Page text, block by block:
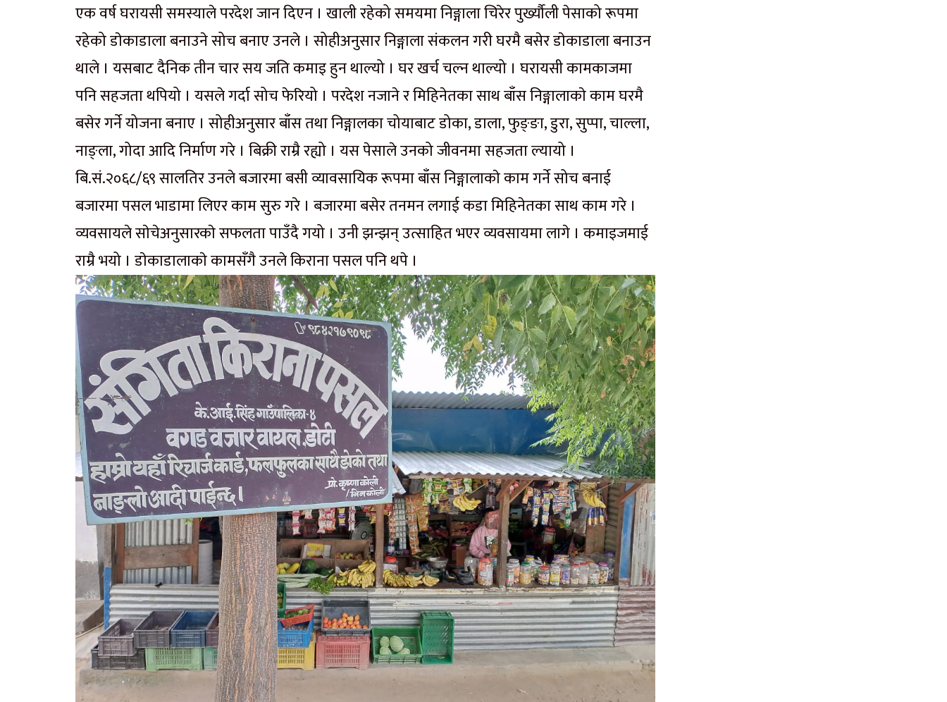
एक वर्ष घरायसी समस्याले परदेश जान दिएन । खाली रहेको समयमा निङ्गाला चिरेर पुर्ख्यौली पेसाको रूपमा
रहेको डाेकाडाला बनाउने सोच बनाए उनले । सोहीअनुसार निङ्गाला संकलन गरी घरमै बसेर डाेकाडाला बनाउन
थाले । यसबाट दैनिक तीन चार सय जति कमाइ हुन थाल्यो । घर खर्च चल्न थाल्यो । घरायसी कामकाजमा
पनि सहजता थपियो । यसले गर्दा सोच फेरियो । परदेश नजाने र मिहिनेतका साथ बाँस निङ्गालाकाे काम घरमै
बसेर गर्ने योजना बनाए । सोहीअनुसार बाँस तथा निङ्गालका चोयाबाट डोका, डाला, फुङ्ङा, डुरा, सुप्पा, चाल्ला,
नाङ्ला, गोदा आदि निर्माण गरे । बिक्री राम्रै रह्यो । यस पेसाले उनको जीवनमा सहजता ल्यायो ।
बि.सं.२०६८/६९ सालतिर उनले बजारमा बसी व्यावसायिक रूपमा बाँस निङ्गालाकाे काम गर्ने सोच बनाई
बजारमा पसल भाडामा लिएर काम सुरु गरे । बजारमा बसेर तनमन लगाई कडा मिहिनेतका साथ काम गरे ।
व्यवसायले साेचेअनुसारकाे सफलता पाउँदै गयो । उनी झन्झन् उत्साहित भएर व्यवसायमा लागे । कमाइजमाई
राम्रै भयो । डाेकाडालाकाे कामसँगै उनले किराना पसल पनि थपे ।